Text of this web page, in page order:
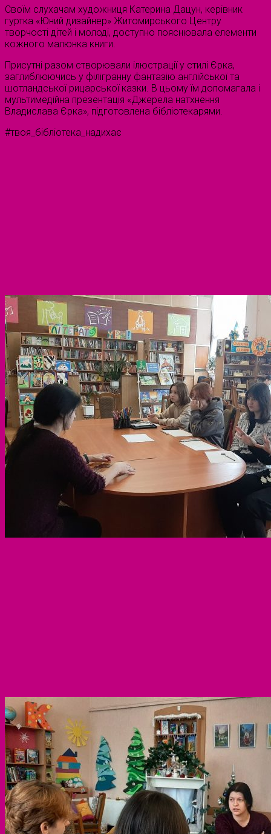
Своїм слухачам художниця Катерина Дацун, керівник
гуртка «Юний дизайнер» Житомирського Центру
творчості дітей і молоді, доступно пояснювала елементи
кожного малюнка книги.
Присутні разом створювали ілюстрації у стилі Єрка,
заглиблюючись у філігранну фантазію англійської та
шотландської рицарської казки. В цьому їм допомагала і
мультимедійна презентація «Джерела натхнення
Владислава Єрка», підготовлена бібліотекарями.
#твоя_бібліотека_надихає